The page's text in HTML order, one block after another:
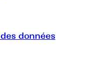
données